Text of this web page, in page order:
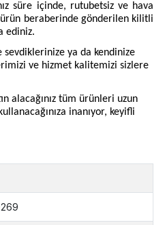
süre içinde, rutubetsiz ve hava
beraberinde gönderilen kilitli
ediniz.
sevdiklerinize ya da kendinize
ve hizmet kalitemizi sizlere
alacağınız tüm ürünleri uzun
inanıyor, keyifli
269